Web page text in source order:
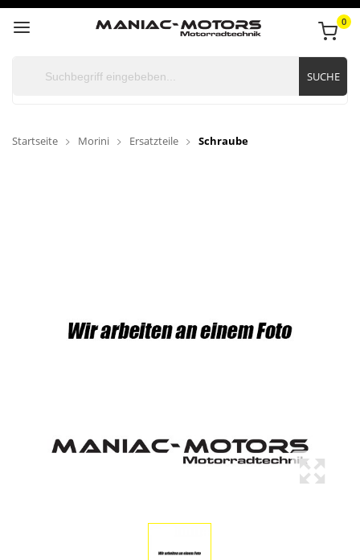
0
SUCHE
Startseite Morini Ersatzteile Schraube